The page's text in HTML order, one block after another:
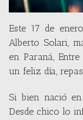
Este 17 de
Alberto Solari,
en Paraná,
un feliz día,
Si bien nació en
Desde chico lo